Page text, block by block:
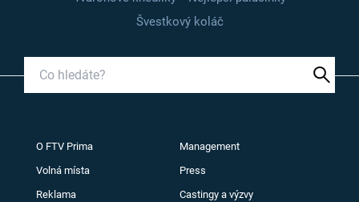
Švestkový koláč
O FTV Prima Management
Volná místa Press
Reklama Castingy a výzvy